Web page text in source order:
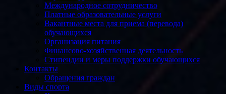
Международное сотрудничество
Платные образовательные услуги
Вакантные места для приема (перевода)
обучающихся
Организация питания
Финансово-хозяйственная деятельность
Стипендии и меры поддержки обучающихся
Контакты
Обращения граждан
Виды спорта